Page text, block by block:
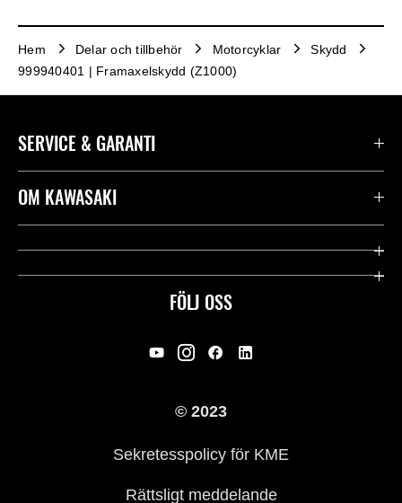
Hem Delar och tillbehör Motorcyklar
Skydd
999940401 | Framaxelskydd (Z1000)
FÖLJ OSS
SERVICE & GARANTI
Kontakta oss
Användbara länkar
Rättsligt & Sekretess
OM KAWASAKI
Företag
© 2023
Sekretesspolicy för KME
Rättsligt meddelande